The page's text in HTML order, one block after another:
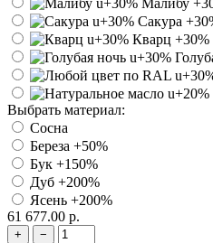
Малибу
Сакура
Кварц +30%
Выбрать материал:
Сосна
Береза +50%
Бук +150%
Дуб +200%
Ясень +200%
61 677.00 р.
+
−